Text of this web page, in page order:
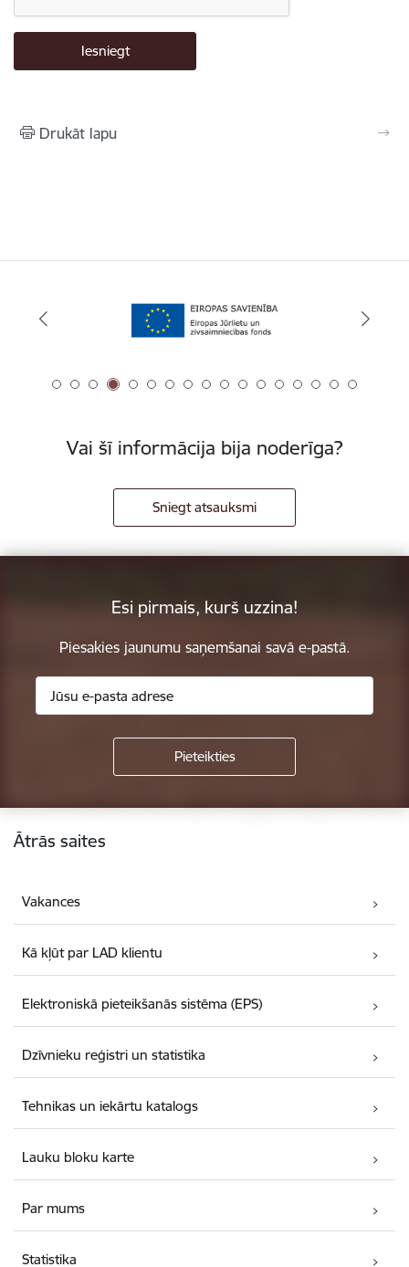
Drukāt lapu
Vai šī informācija bija noderīga?
Sniegt atsauksmi
Esi pirmais, kurš uzzina!
Piesakies jaunumu saņemšanai savā e-pastā.
Kājene
Ātrās saites
Vakances
Kā kļūt par LAD klientu
Elektroniskā pieteikšanās sistēma (EPS)
Dzīvnieku reģistri un statistika
Tehnikas un iekārtu katalogs
Lauku bloku karte
Par mums
Statistika